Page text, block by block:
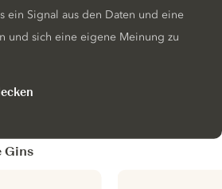
ein Signal aus den Daten und eine
und sich eine eigene Meinung zu
Gins